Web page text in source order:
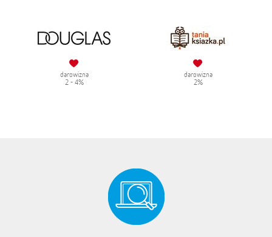
darowizna
2 - 4%
darowizna
2%